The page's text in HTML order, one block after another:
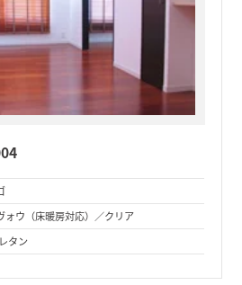
ォウ（床暖房対応）／クリア
タン